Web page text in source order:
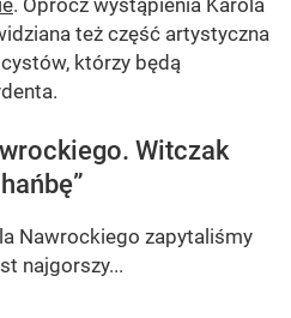
też część artystyczna
którzy będą
Witczak
Nawrockiego zapytaliśmy
najgorszy...